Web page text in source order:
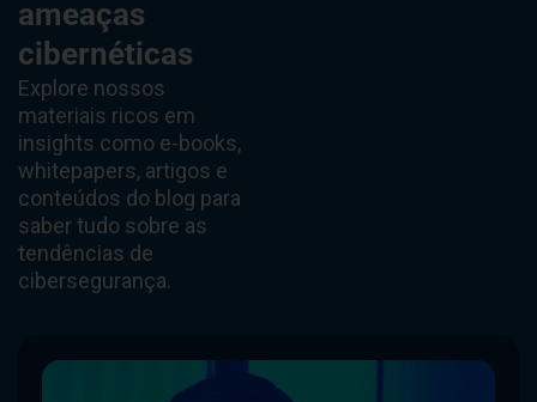
ameaças
cibernéticas
Explore nossos
materiais ricos em
insights como e-books,
whitepapers, artigos e
conteúdos do blog para
saber tudo sobre as
tendências de
cibersegurança.